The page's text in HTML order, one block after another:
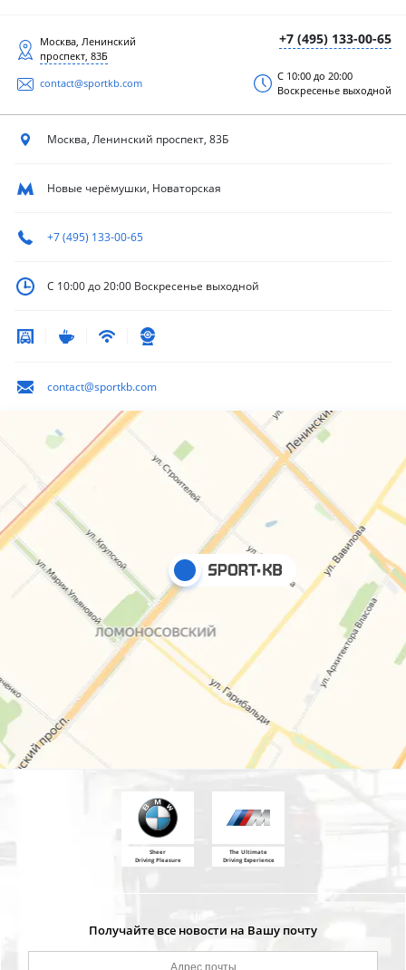
+7 (495) 133-00-65
Москва, Ленинский
проспект, 83Б
contact@sportkb.com
С 10:00 до 20:00
Воскресенье выходной
Москва, Ленинский проспект, 83Б
Новые черёмушки, Новаторская
+7 (495) 133-00-65
С 10:00 до 20:00 Воскресенье выходной
contact@sportkb.com
Sheer
Driving Pleasure
The Ultimate
Driving Experience
Получайте все новости на Вашу почту